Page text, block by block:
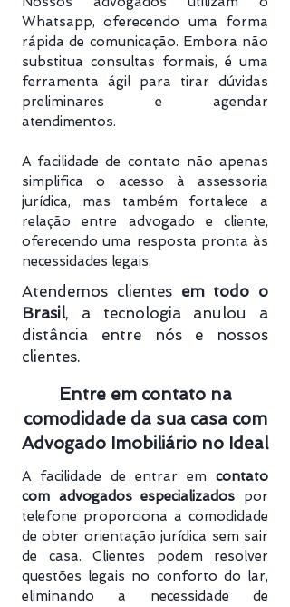
Whatsapp, oferecendo uma forma
rápida de comunicação. Embora não
substitua consultas formais, é uma
ferramenta ágil para tirar dúvidas
preliminares e agendar
atendimentos.
A facilidade de contato não apenas
simplifica o acesso à assessoria
jurídica, mas também fortalece a
relação entre advogado e cliente,
oferecendo uma resposta pronta às
necessidades legais.
Atendemos clientes em todo o
Brasil, a tecnologia anulou a
distância entre nós e nossos
clientes.
Entre em contato na
comodidade da sua casa com
Advogado Imobiliário no Ideal
A facilidade de entrar em contato
com advogados especializados por
telefone proporciona a comodidade
de obter orientação jurídica sem sair
de casa. Clientes podem resolver
questões legais no conforto do lar,
eliminando a necessidade de